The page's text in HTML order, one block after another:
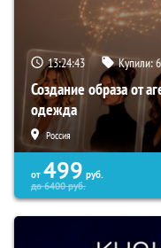
13:24:42 Купили:
Создание образа от
одежда
Россия
от 499 руб.
до6400руб.